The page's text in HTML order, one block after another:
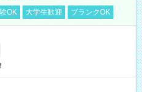
OK 大学生歓迎 ブランクOK